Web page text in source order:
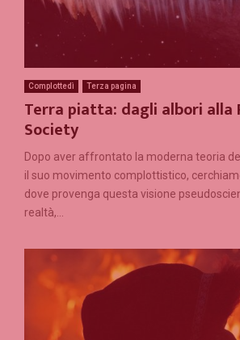
Complottedì Terza pagina
Terra piatta: dagli albori alla
Society
Dopo aver affrontato la moderna teoria
il suo movimento complottistico,
dove provenga questa visione
realtà,...